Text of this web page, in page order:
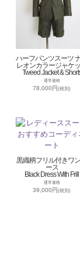
ハーフパンツスーツ
レオンカラージャケ
Tweed Jacket &
通常価格
78,000円(税別)
黒織柄フリル付きワ
ース
Black Dress With Frill
通常価格
39,000円(税別)